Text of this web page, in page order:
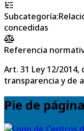
Subcategoría:
concedidas
Referencia
Art. 31 Ley 12/
transparencia y de
Pie de página